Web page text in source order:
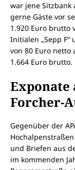
war jene Sitzbank
gerne Gäste vor
1.920 Euro brutto
Initialen „Sepp F“
von 80 Euro netto
1.664 Euro brutto.
Exponate
Forcher-
Gegenüber der
Hochalpenstraßen
und Briefen aus
im kommenden